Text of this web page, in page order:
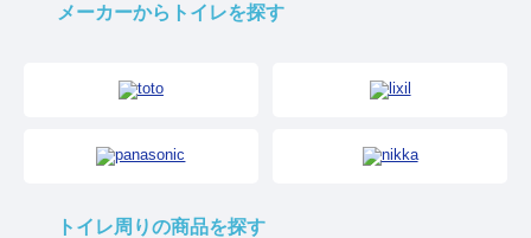
メーカーからトイレを探す
トイレ周りの商品を探す